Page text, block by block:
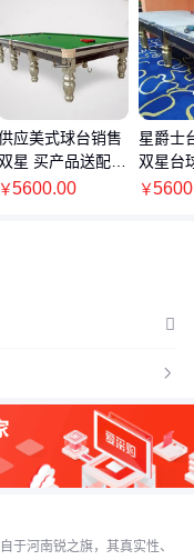
应美式球台销售
星 买产品送配置
支持定制 完善售后
￥5600.00
星爵士
双星台
球桌免
￥
交价格可能因商品参加
不同或所选规格不同而
线下协议的结算价格为
终以订单结算页价格为
可能随着购买数量不同
算页价格为准。
商品的具体价格以订

于河南锐之旗，其真实性、